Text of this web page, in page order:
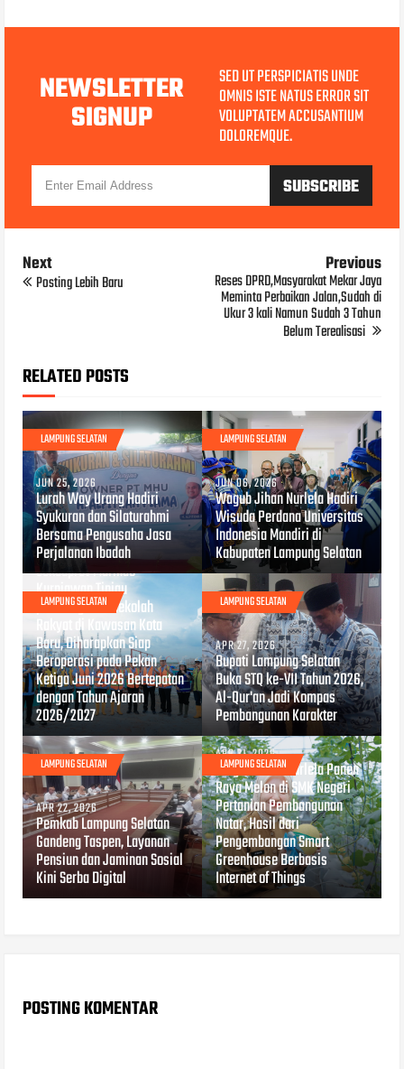
NEWSLETTER
SIGNUP
SED UT PERSPICIATIS UNDE
OMNIS ISTE NATUS ERROR SIT
VOLUPTATEM ACCUSANTIUM
DOLOREMQUE.
Next
Posting Lebih Baru
Previous
Reses DPRD,Masyarakat Mekar Jaya
Meminta Perbaikan Jalan,Sudah di
Ukur 3 kali Namun Sudah 3 Tahun
Belum Terealisasi
RELATED POSTS
LAMPUNG SELATAN
JUN 25, 2026
Lurah Way Urang Hadiri
Syukuran dan Silaturahmi
Bersama Pengusaha Jasa
Perjalanan Ibadah
LAMPUNG SELATAN
JUN 06, 2026
Wagub Jihan Nurlela Hadiri
Wisuda Perdana Universitas
Indonesia Mandiri di
Kabupaten Lampung Selatan
LAMPUNG SELATAN
APR 29, 2026
Sekdaprov Marindo
Kurniawan Tinjau
pembangunan Sekolah
Rakyat di Kawasan Kota
Baru, Diharapkan Siap
Beroperasi pada Pekan
Ketiga Juni 2026 Bertepatan
dengan Tahun Ajaran
2026/2027
LAMPUNG SELATAN
APR 27, 2026
Bupati Lampung Selatan
Buka STQ ke-VII Tahun 2026,
Al-Qur'an Jadi Kompas
Pembangunan Karakter
LAMPUNG SELATAN
APR 22, 2026
Pemkab Lampung Selatan
Gandeng Taspen, Layanan
Pensiun dan Jaminan Sosial
Kini Serba Digital
LAMPUNG SELATAN
APR 21, 2026
Wagub Jihan Nurlela Panen
Raya Melon di SMK Negeri
Pertanian Pembangunan
Natar, Hasil dari
Pengembangan Smart
Greenhouse Berbasis
Internet of Things
POSTING KOMENTAR